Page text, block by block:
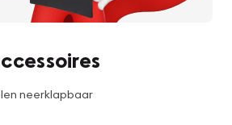
neerklapbaar